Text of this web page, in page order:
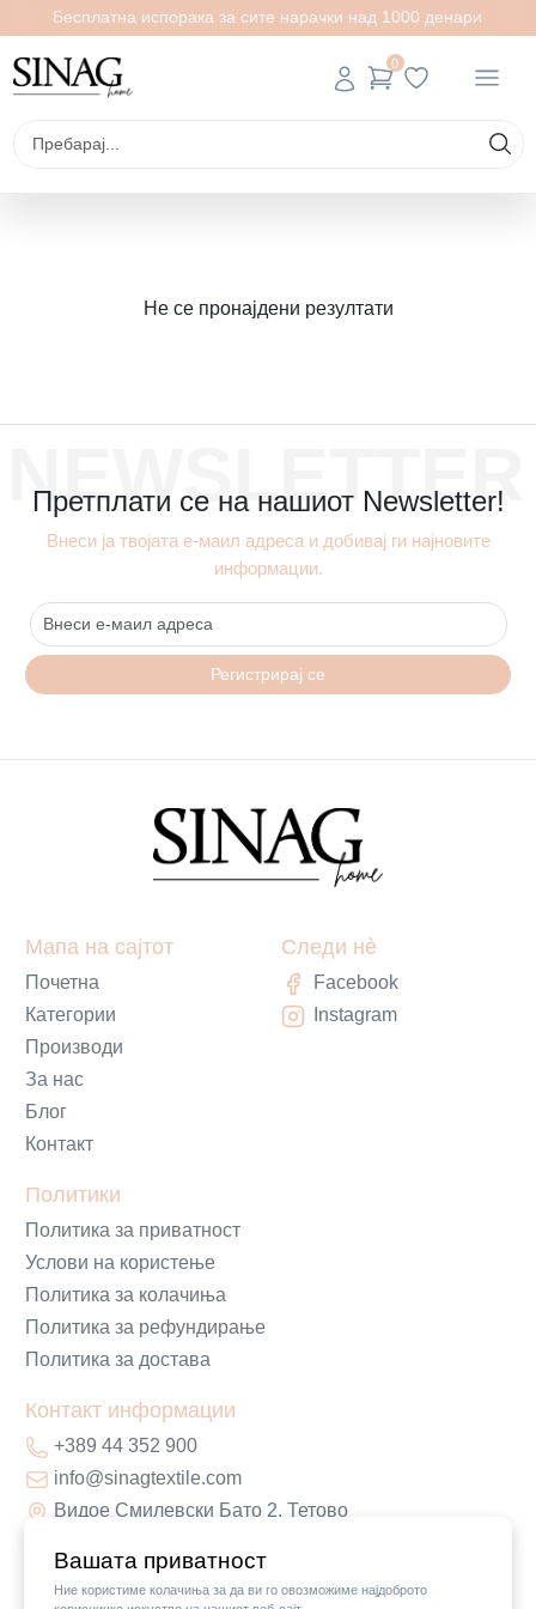
Вашата приватност
Ние користиме колачиња за да ви го овозможиме најдоброто
Бесплатна испорака за сите нарачки над 1000 денари
0
Не се пронајдени резултати
NEWSLETTER
Претплати се на нашиот Newsletter!
Внеси ја твојата е-маил адреса и добивај ги најновите
информации.
Регистрирај се
Мапа на сајтот
Почетна
Категории
Производи
За нас
Блог
Контакт
Политики
Политика за приватност
Услови на користење
Политика за колачиња
Политика за рефундирање
Политика за достава
Контакт информации
+389 44 352 900
info@sinagtextile.com
Видое Смилевски Бато 2, Тетово
Следи нè
Facebook
Instagram